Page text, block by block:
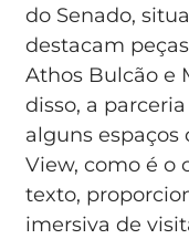
do Senado,
destacam
Athos Bulcão e
disso, a
alguns espaços
View, como é o
texto,
imersiva de